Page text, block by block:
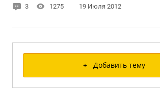
3 1275 19 Июля 2012
+ Добавить тему